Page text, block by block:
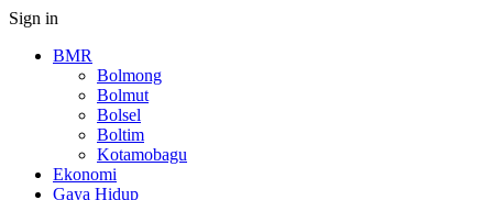
Sign in
BMR
Bolmong
Bolmut
Bolsel
Boltim
Kotamobagu
Ekonomi
Gaya Hidup